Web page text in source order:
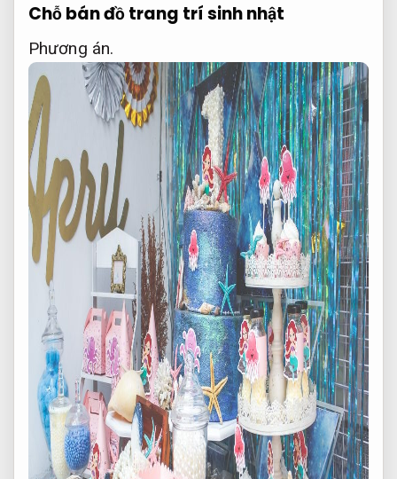
Chỗ bán đồ trang trí sinh nhật
Phương án.